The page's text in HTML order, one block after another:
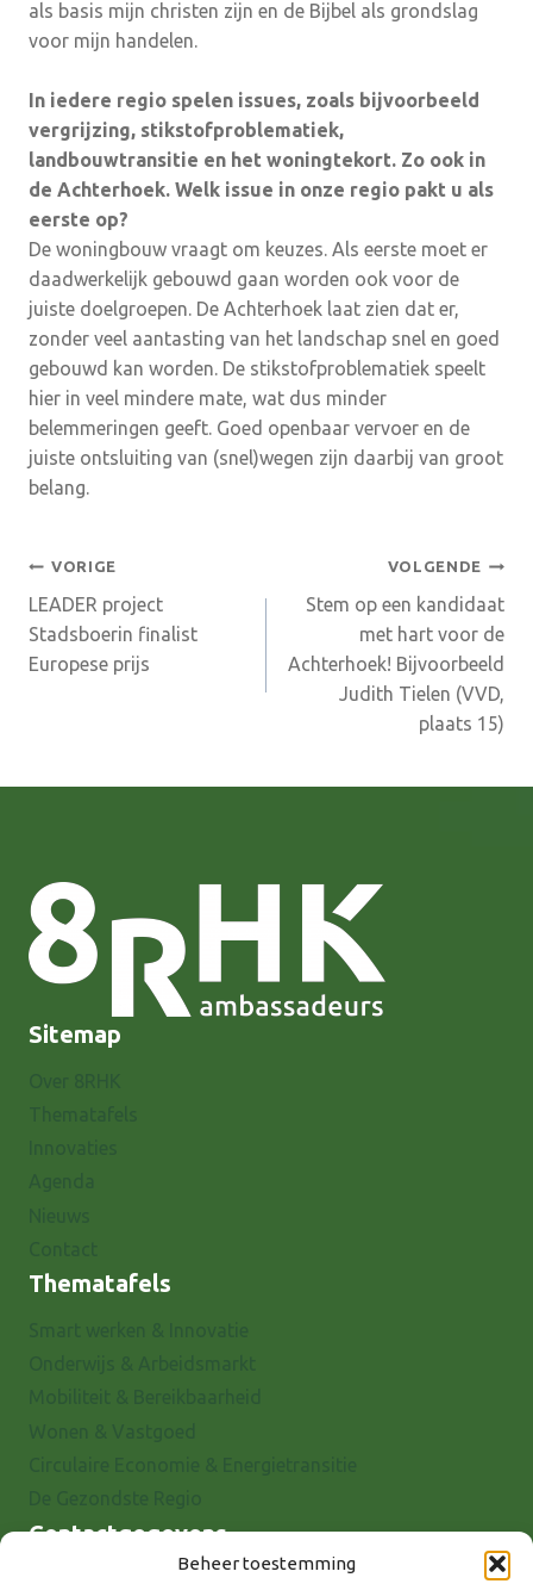
Beheer toestemming
als basis mijn christen zijn en de Bijbel als grondslag
voor mijn handelen.
In iedere regio spelen issues, zoals bijvoorbeeld
vergrijzing, stikstofproblematiek,
landbouwtransitie en het woningtekort. Zo ook in
de Achterhoek. Welk issue in onze regio pakt u als
eerste op?
De woningbouw vraagt om keuzes. Als eerste moet er
daadwerkelijk gebouwd gaan worden ook voor de
juiste doelgroepen. De Achterhoek laat zien dat er,
zonder veel aantasting van het landschap snel en goed
gebouwd kan worden. De stikstofproblematiek speelt
hier in veel mindere mate, wat dus minder
belemmeringen geeft. Goed openbaar vervoer en de
juiste ontsluiting van (snel)wegen zijn daarbij van groot
belang.
Bericht
navigatie
VORIGE
LEADER project
Stadsboerin finalist
Europese prijs
VOLGENDE
Stem op een kandidaat
met hart voor de
Achterhoek! Bijvoorbeeld
Judith Tielen (VVD,
plaats 15)
Sitemap
Thematafels
Contactgegevens